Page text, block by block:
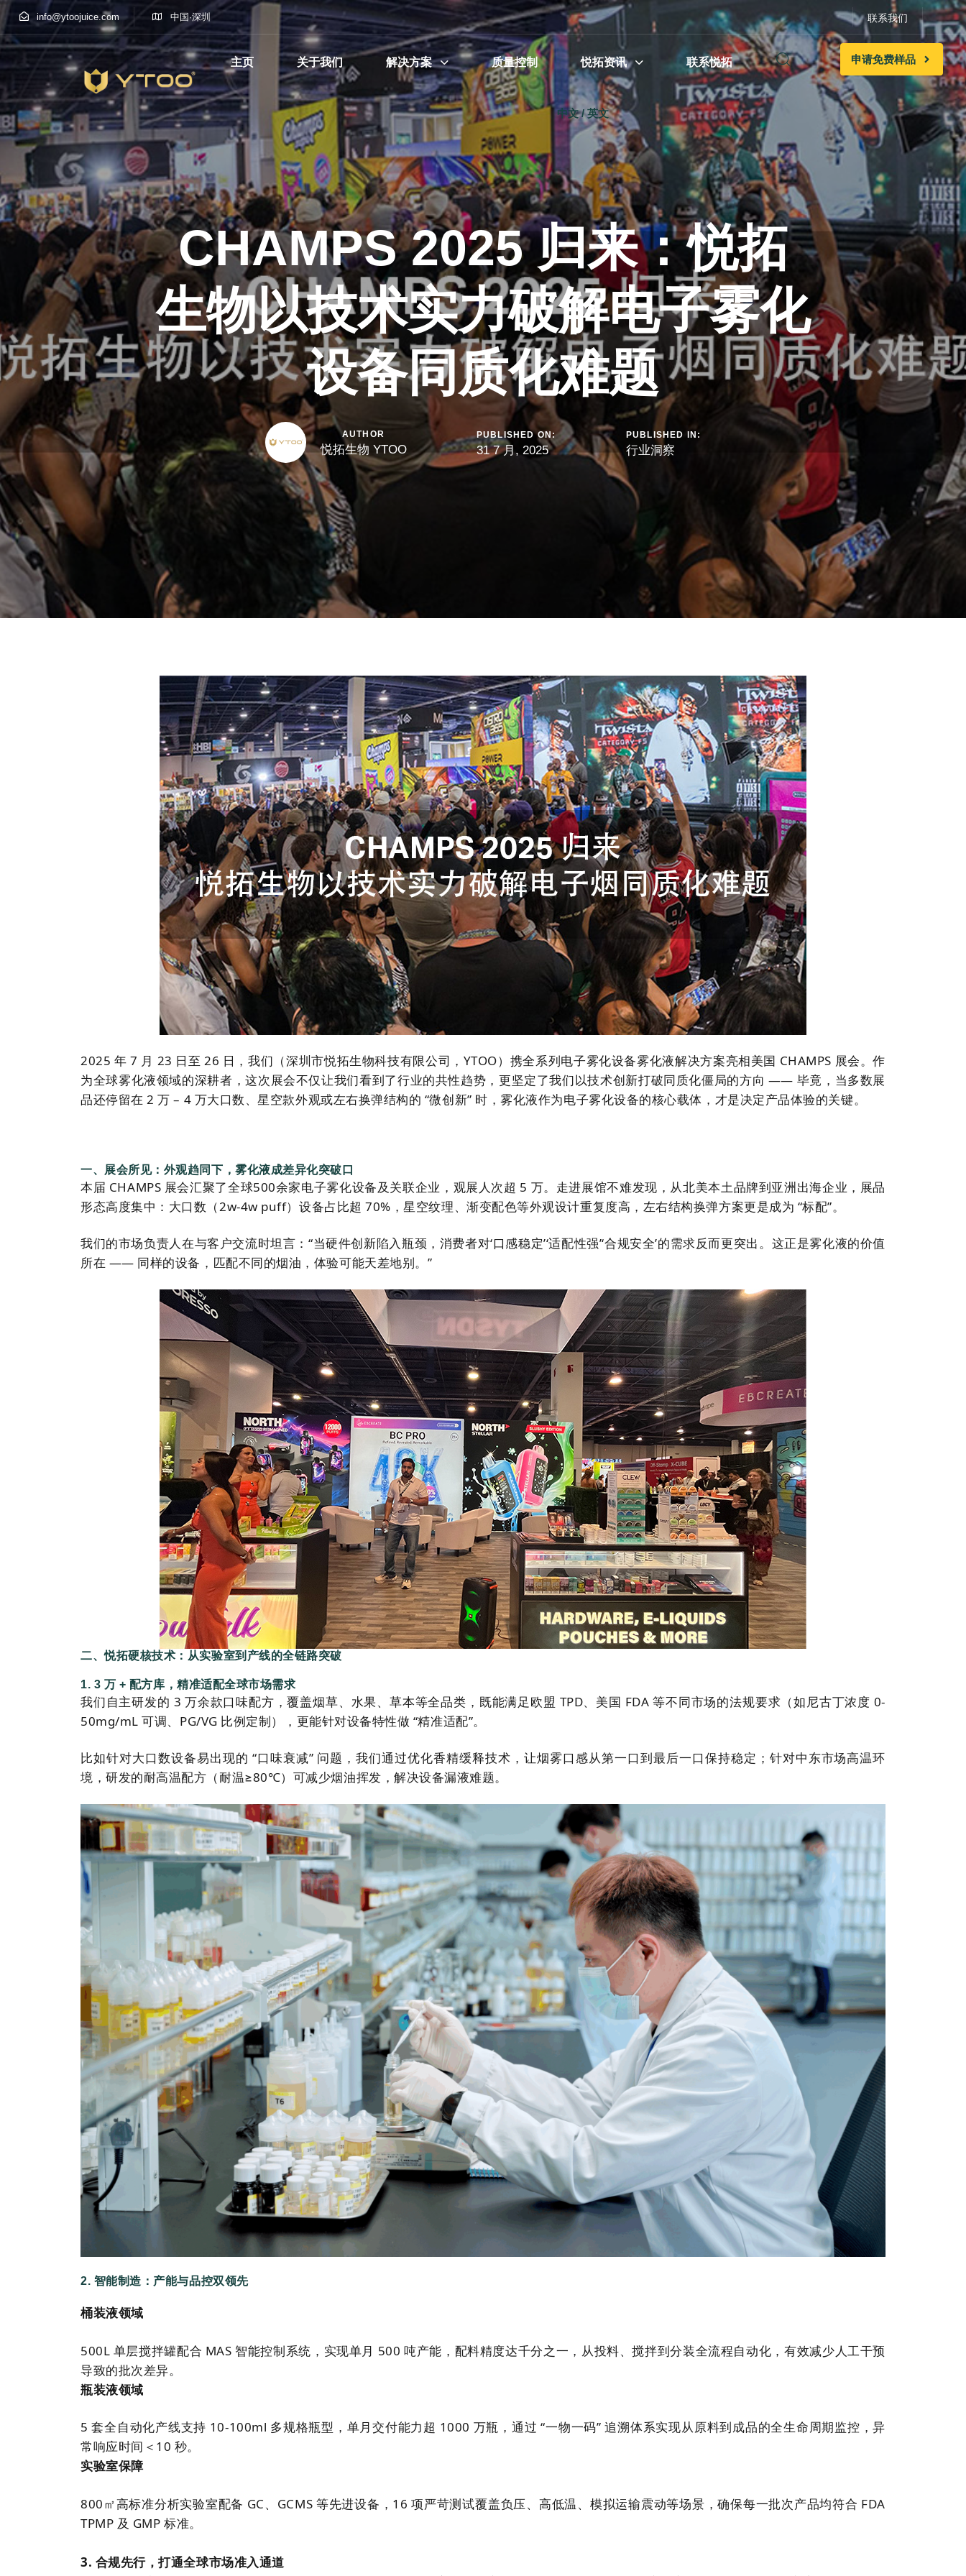
info@ytoojuice.com 中国·深圳 联系我们
Type and hit enter
主页 关于我们 解决方案 质量控制 悦拓资讯 联系悦拓 申请免费样品
中文 / 英文
CHAMPS 2025 归来：悦拓
生物以技术实力破解电子雾化
设备同质化难题
AUTHOR
悦拓生物 YTOO
PUBLISHED ON:
31 7 月, 2025
PUBLISHED IN:
行业洞察
2025 年 7 月 23 日至 26 日，我们（深圳市悦拓生物科技有限公司，YTOO）携全系列电子雾化设备雾化液解决方案亮相美国 CHAMPS 展会。作
为全球雾化液领域的深耕者，这次展会不仅让我们看到了行业的共性趋势，更坚定了我们以技术创新打破同质化僵局的方向 —— 毕竟，当多数展
品还停留在 2 万 – 4 万大口数、星空款外观或左右换弹结构的 “微创新” 时，雾化液作为电子雾化设备的核心载体，才是决定产品体验的关键。
一、展会所见：外观趋同下，雾化液成差异化突破口
本届 CHAMPS 展会汇聚了全球500余家电子雾化设备及关联企业，观展人次超 5 万。走进展馆不难发现，从北美本土品牌到亚洲出海企业，展品
形态高度集中：大口数（2w-4w puff）设备占比超 70%，星空纹理、渐变配色等外观设计重复度高，左右结构换弹方案更是成为 “标配”。
我们的市场负责人在与客户交流时坦言：“当硬件创新陷入瓶颈，消费者对‘口感稳定’‘适配性强’‘合规安全’的需求反而更突出。这正是雾化液的价值
所在 —— 同样的设备，匹配不同的烟油，体验可能天差地别。”
二、悦拓硬核技术：从实验室到产线的全链路突破
1. 3 万 + 配方库，精准适配全球市场需求
我们自主研发的 3 万余款口味配方，覆盖烟草、水果、草本等全品类，既能满足欧盟 TPD、美国 FDA 等不同市场的法规要求（如尼古丁浓度 0-
50mg/mL 可调、PG/VG 比例定制），更能针对设备特性做 “精准适配”。
比如针对大口数设备易出现的 “口味衰减” 问题，我们通过优化香精缓释技术，让烟雾口感从第一口到最后一口保持稳定；针对中东市场高温环
境，研发的耐高温配方（耐温≥80℃）可减少烟油挥发，解决设备漏液难题。
2. 智能制造：产能与品控双领先
桶装液领域
500L 单层搅拌罐配合 MAS 智能控制系统，实现单月 500 吨产能，配料精度达千分之一，从投料、搅拌到分装全流程自动化，有效减少人工干预
导致的批次差异。
瓶装液领域
5 套全自动化产线支持 10-100ml 多规格瓶型，单月交付能力超 1000 万瓶，通过 “一物一码” 追溯体系实现从原料到成品的全生命周期监控，异
常响应时间＜10 秒。
实验室保障
800㎡高标准分析实验室配备 GC、GCMS 等先进设备，16 项严苛测试覆盖负压、高低温、模拟运输震动等场景，确保每一批次产品均符合 FDA
TPMP 及 GMP 标准。
3. 合规先行，打通全球市场准入通道